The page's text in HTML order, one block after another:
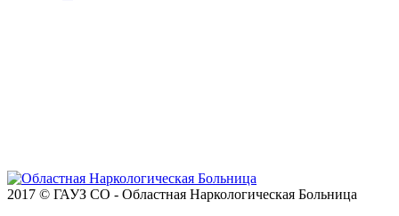
2017 © ГАУЗ СО - Областная Наркологическая Больница